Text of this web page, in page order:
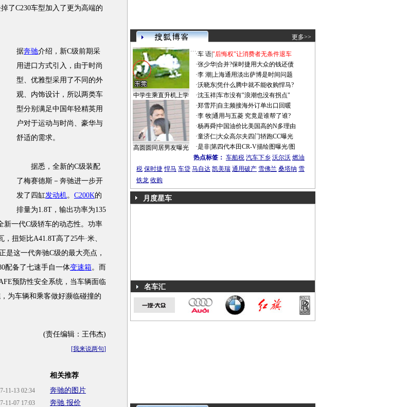
了C230车型加入了更为高端的
据奔驰介绍，新C级前期采
用进口方式引入，由于时尚
型、优雅型采用了不同的外
观、内饰设计，所以两类车
型分别满足中国年轻精英用
户对于运动与时尚、豪华与
舒适的需求。
据悉，全新的C级装配
了梅赛德斯－奔驰进一步开
发了四缸发动机。 C200K的
排量为1.8T，输出功率为135
新一代C级轿车的动态性。功率
，扭矩比A41.8T高了25牛·米、
是这一代奔驰C级的最大亮点，
配备了七速手自一体变速箱。而
预防性安全系统，当车辆面临
为车辆和乘客做好濒临碰撞的
(责任编辑：王伟杰)
[我来说两句]
11-13 02:34
11-07 17:03
相关推荐
奔驰的图片
奔驰 报价
更多>>
中学生乘直升机上学
高圆圆同居男友曝光
·车 语|"后悔权"让消费者无条件退车
·张少华|合并?保时捷用大众的钱还债
·李 潮 上海通用淡出萨博是时间问题
·沃晓东|凭什么腾中就不能收购悍马?
·沈玉祥|车市没有"浪潮也没有拐点"
·郑雪芹| 自主频接海外订单出口回暖
·李 牧|通用与五菱 究竟是谁帮了谁?
·杨再舜|中国油价比美国高的N多理由
·童济仁|大众高尔夫四门轿跑CC曝光
·是非|第四代本田CR-V描绘图曝光/图
热点标签： 车船税 汽车下乡 沃尔沃 燃油
税 保时捷 悍马 车贷 马自达 凯美瑞 通用破产 雪佛兰 桑塔纳 雪
铁龙 收购
月度星车
名车汇